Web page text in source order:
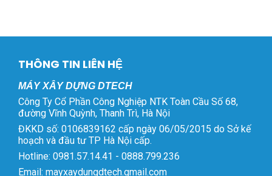
THÔNG TIN LIÊN HỆ
MÁY XÂY DỰNG DTECH
Công Ty Cổ Phần Công Nghiệp NTK Toàn Cầu Số 68,
đường Vĩnh Quỳnh, Thanh Trì, Hà Nội
ĐKKD số: 0106839162 cấp ngày 06/05/2015 do Sở kế
hoạch và đầu tư TP Hà Nội cấp.
Hotline: 0981.57.14.41 - 0888.799.236
Email: mayxaydungdtech.gmail.com